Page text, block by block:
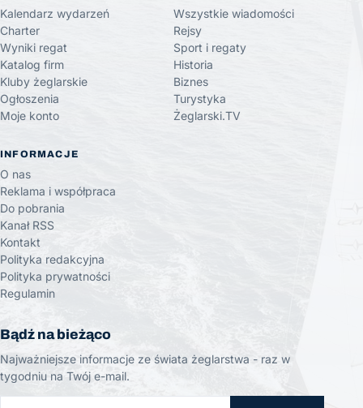
Kalendarz wydarzeń
Charter
Wyniki regat
Katalog firm
Kluby żeglarskie
Ogłoszenia
Moje konto
Wszystkie wiadomości
Rejsy
Sport i regaty
Historia
Biznes
Turystyka
Żeglarski.TV
INFORMACJE
O nas
Reklama i współpraca
Do pobrania
Kanał RSS
Kontakt
Polityka redakcyjna
Polityka prywatności
Regulamin
Bądź na bieżąco
Najważniejsze informacje ze świata żeglarstwa - raz w
tygodniu na Twój e-mail.